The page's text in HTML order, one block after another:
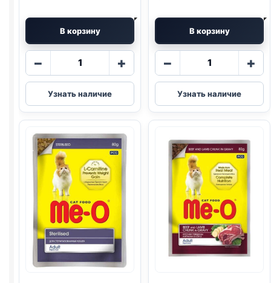
В корзину
−
Количество
Me-
O
(КОТЯТА,
КОЗЬЕ
МОЛОКО)
85г
+
Узнать наличие
В корзину
−
Количество
Me-
O
(КОТЯТА,
соус
85г
+
Узнать наличие